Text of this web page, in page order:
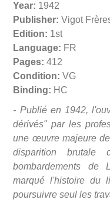
Year: 1942
Publisher: Vigot
Edition: 1st
Language: FR
Pages: 412
Condition: VG
Binding: HC
- Publié en 1942,
dérivés" par les
une œuvre majeure
disparition brutale
bombardements de
marqué l'histoire du
poursuivre seul les